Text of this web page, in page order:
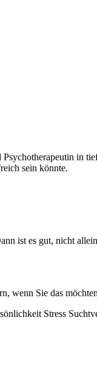
in
sein könnte.
ist es gut, nicht
wenn Sie das
Stress